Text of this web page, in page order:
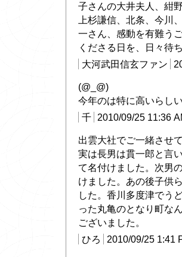
子さんの大井夫人、紺
上杉謙信、北条、今川
一さん、感動を有難う
くださる日を、日々待
大河武田信玄ファン
(@_@)
今年のは特に高いらし
千
2010/09/25 11:36
出雲大社でご一緒させ
実は長男は貫一郎と言
て名付けました。次男
けました。あの後子供
した。香川多度津でう
った丸亀のとなり町な
ございました。
ひろ
2010/09/25 1:41